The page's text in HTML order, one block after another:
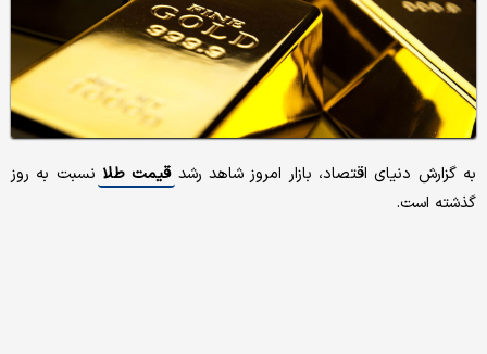
به گزارش دنیای اقتصاد، بازار امروز شاهد رشد قیمت طلا نسبت به روز
گذشته است.